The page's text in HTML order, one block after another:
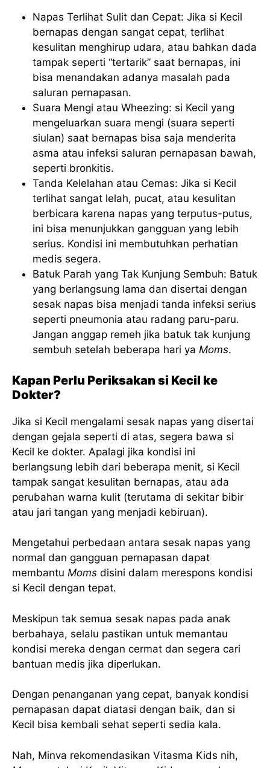
Napas Terlihat Sulit dan Cepat: Jika si Kecil
bernapas dengan sangat cepat, terlihat
kesulitan menghirup udara, atau bahkan dada
tampak seperti “tertarik” saat bernapas, ini
bisa menandakan adanya masalah pada
saluran pernapasan.
Suara Mengi atau Wheezing: si Kecil yang
mengeluarkan suara mengi (suara seperti
siulan) saat bernapas bisa saja menderita
asma atau infeksi saluran pernapasan bawah,
seperti bronkitis.
Tanda Kelelahan atau Cemas: Jika si Kecil
terlihat sangat lelah, pucat, atau kesulitan
berbicara karena napas yang terputus-putus,
ini bisa menunjukkan gangguan yang lebih
serius. Kondisi ini membutuhkan perhatian
medis segera.
Batuk Parah yang Tak Kunjung Sembuh: Batuk
yang berlangsung lama dan disertai dengan
sesak napas bisa menjadi tanda infeksi serius
seperti pneumonia atau radang paru-paru.
Jangan anggap remeh jika batuk tak kunjung
sembuh setelah beberapa hari ya Moms.
Kapan Perlu Periksakan si Kecil ke
Dokter?
Jika si Kecil mengalami sesak napas yang disertai
dengan gejala seperti di atas, segera bawa si
Kecil ke dokter. Apalagi jika kondisi ini
berlangsung lebih dari beberapa menit, si Kecil
tampak sangat kesulitan bernapas, atau ada
perubahan warna kulit (terutama di sekitar bibir
atau jari tangan yang menjadi kebiruan).
Mengetahui perbedaan antara sesak napas yang
normal dan gangguan pernapasan dapat
membantu Moms disini dalam merespons kondisi
si Kecil dengan tepat.
Meskipun tak semua sesak napas pada anak
berbahaya, selalu pastikan untuk memantau
kondisi mereka dengan cermat dan segera cari
bantuan medis jika diperlukan.
Dengan penanganan yang cepat, banyak kondisi
pernapasan dapat diatasi dengan baik, dan si
Kecil bisa kembali sehat seperti sedia kala.
Nah, Minva rekomendasikan Vitasma Kids nih,